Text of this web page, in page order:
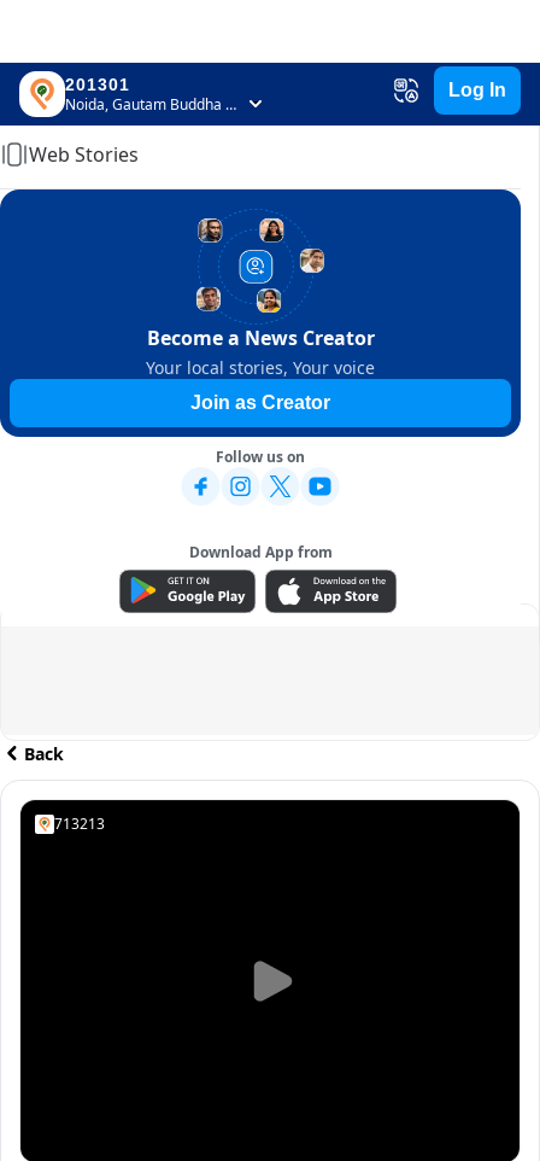
201301
Noida, Gautam Buddha Nagar, Uttar Pradesh
Log In
Home
Web Stories
Become a News Creator
Your local stories, Your voice
Join as Creator
Follow us on
Download App from
ADVERTISEMENT
Back
713213